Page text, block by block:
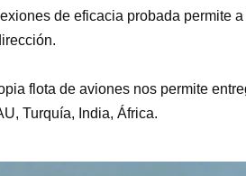
de eficacia probada permite
flota de aviones nos permite
Turquía, India, África.